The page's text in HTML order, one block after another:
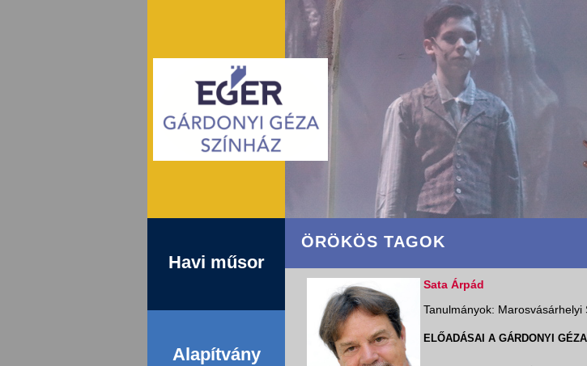
Havi műsor
Alapítvány
ÖRÖKÖS TAGOK
Sata Árpád
Tanulmányok:
ELŐADÁSAI A GÁRDONYI